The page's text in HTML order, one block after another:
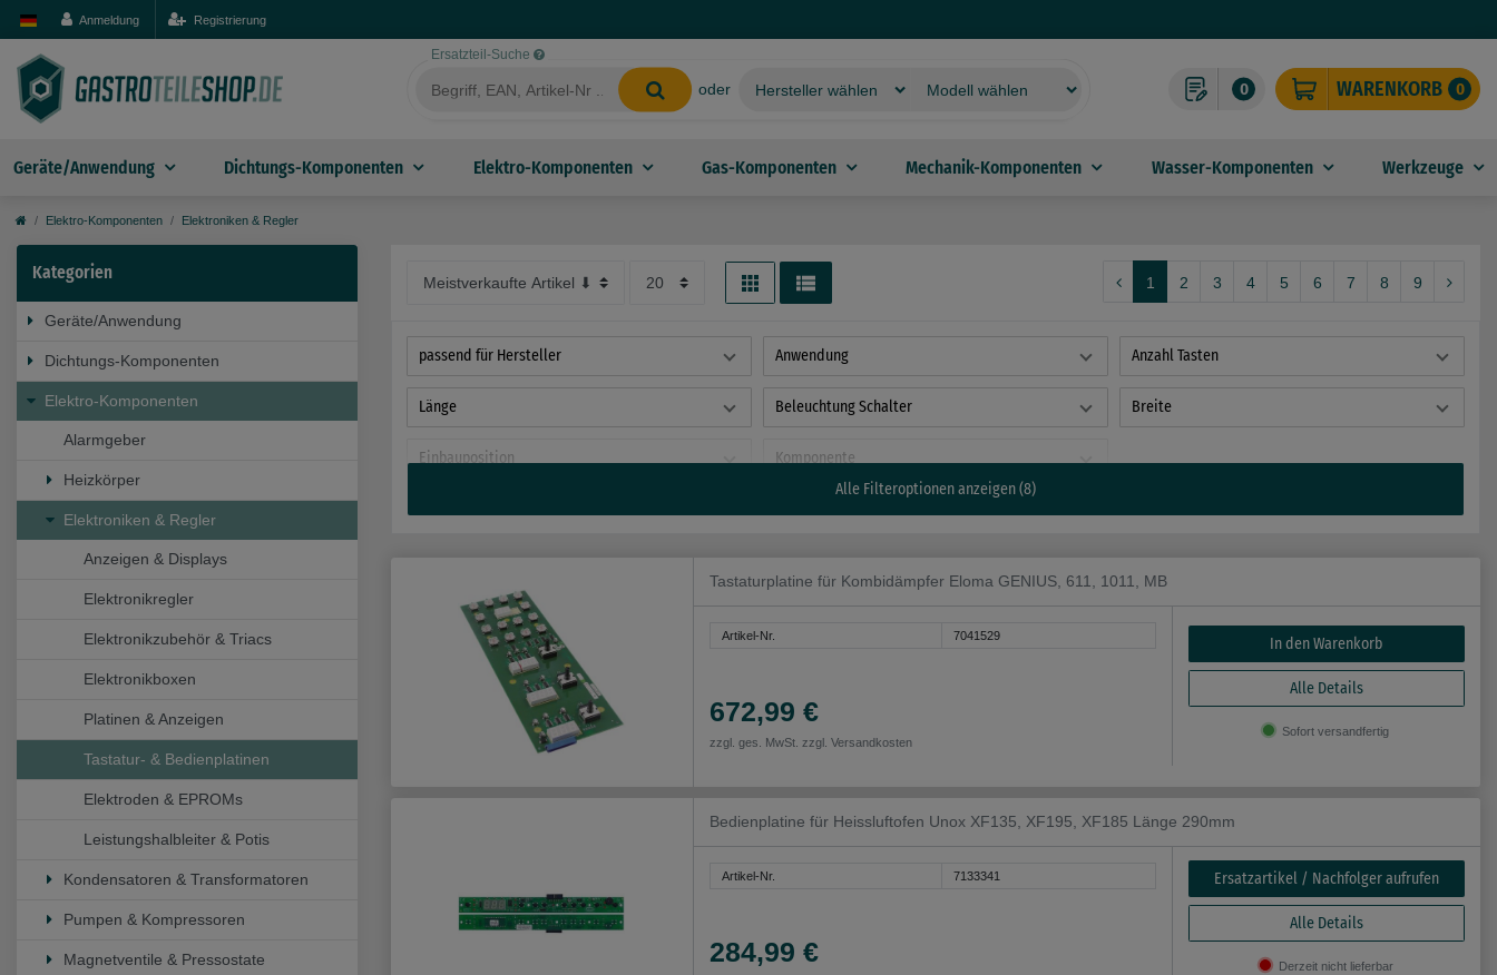
Anmeldung Registrierung
Ersatzteil-Suche
oder 0 WARENKORB 0
Geräte/Anwendung Dichtungs-Komponenten Elektro-Komponenten Gas-Komponenten Mechanik-Komponenten Wasser-Komponenten Werkzeuge
Elektro-Komponenten Elektroniken & Regler
Kategorien
Geräte/Anwendung
Dichtungs-Komponenten
Elektro-Komponenten
Alarmgeber
Heizkörper
Elektroniken & Regler
Anzeigen & Displays
Elektronikregler
Elektronikzubehör & Triacs
Elektronikboxen
Platinen & Anzeigen
Tastatur- & Bedienplatinen
Elektroden & EPROMs
Leistungshalbleiter & Potis
Kondensatoren & Transformatoren
Pumpen & Kompressoren
Magnetventile & Pressostate
1 2 3 4 5 6 7 8 9
passend für Hersteller Anwendung Anzahl Tasten
Länge Beleuchtung Schalter Breite
Einbauposition
Komponente
Alle Filteroptionen anzeigen (8)
Tastaturplatine für Kombidämpfer Eloma GENIUS, 611, 1011, MB
Artikel-Nr. 7041529
672,99 €
zzgl. ges. MwSt. zzgl. Versandkosten
In den Warenkorb
Alle Details
Sofort versandfertig
Bedienplatine für Heissluftofen Unox XF135, XF195, XF185 Länge 290mm
Artikel-Nr. 7133341
284,99 €
Ersatzartikel / Nachfolger aufrufen
Alle Details
Derzeit nicht lieferbar